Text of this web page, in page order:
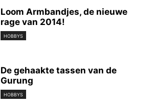
Loom Armbandjes, de nieuwe
rage van 2014!
HOBBYS
De gehaakte tassen van de
Gurung
HOBBYS